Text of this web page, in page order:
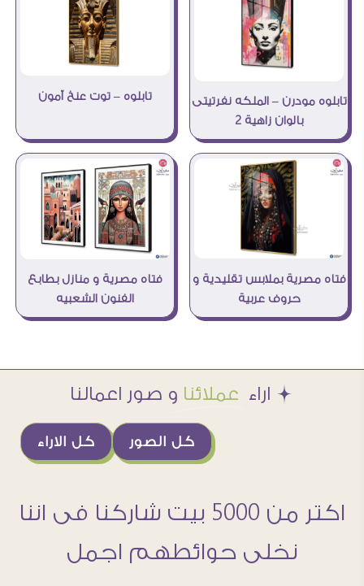
تابلوه مودرن – الملكه نفرتيتى
بالوان زاهية 2
تابلوه – توت عنخ آمون
فتاه مصرية بملابس تقليدية و
حروف عربية
فتاه مصرية و منازل بطابع
الفنون الشعبيه
Æ اراء عملائنا و صور اعمالنا
كل الاراء كل الصور
اكتر من 5000 بيت شاركنا فى اننا
نخلى حوائطهم اجمل